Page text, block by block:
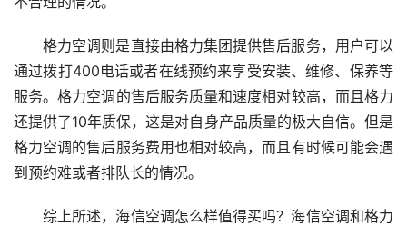
格力空调则是直接由格力集团提供售后服务，用户可以
通过拨打400电话或者在线预约来享受安装、维修、保养等
服务。格力空调的售后服务质量和速度相对较高，而且格力
还提供了10年质保，这是对自身产品质量的极大自信。但是
格力空调的售后服务费用也相对较高，而且有时候可能会遇
到预约难或者排队长的情况。
综上所述，海信空调怎么样值得买吗？海信空调和格力